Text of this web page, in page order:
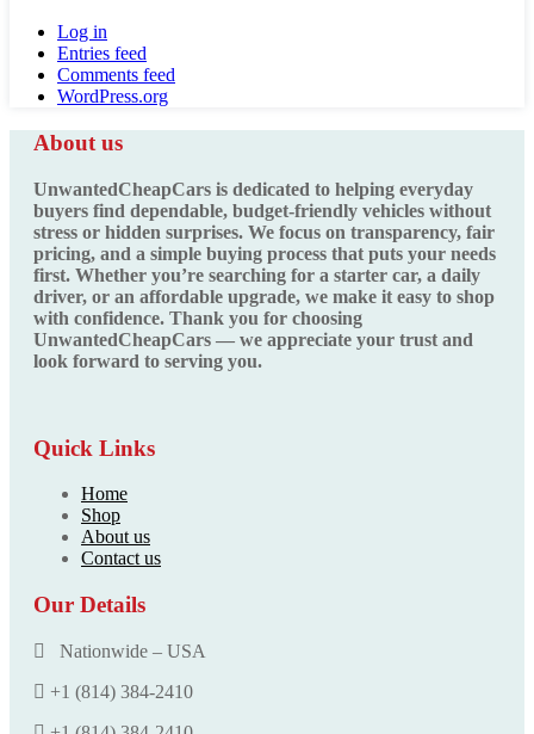
Log in
Entries feed
Comments feed
WordPress.org
About us
UnwantedCheapCars is dedicated to helping everyday
buyers find dependable, budget-friendly vehicles without
stress or hidden surprises. We focus on transparency, fair
pricing, and a simple buying process that puts your needs
first. Whether you’re searching for a starter car, a daily
driver, or an affordable upgrade, we make it easy to shop
with confidence. Thank you for choosing
UnwantedCheapCars — we appreciate your trust and
look forward to serving you.
Quick Links
Home
Shop
About us
Contact us
Our Details
Nationwide – USA
+1 (814) 384‑2410